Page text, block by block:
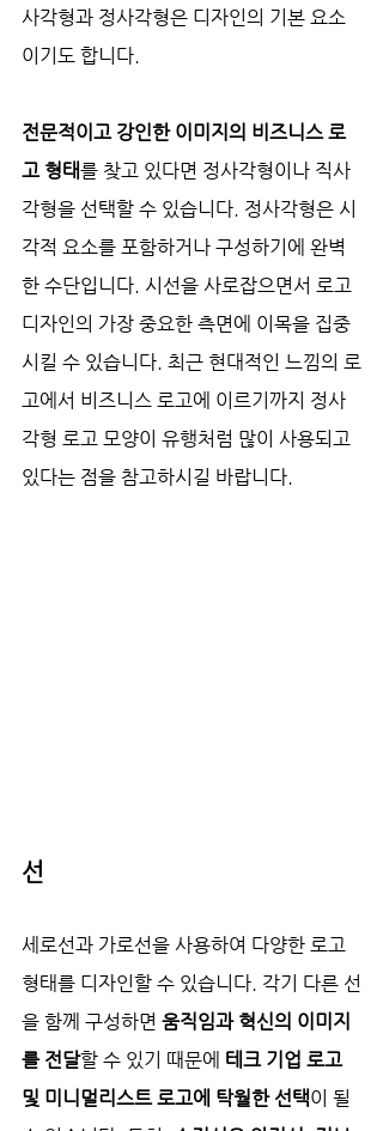
사각형과 정사각형은 디자인의 기본 요소
이기도 합니다.
전문적이고 강인한 이미지의 비즈니스 로
고 형태를 찾고 있다면 정사각형이나 직사
각형을 선택할 수 있습니다. 정사각형은 시
각적 요소를 포함하거나 구성하기에 완벽
한 수단입니다. 시선을 사로잡으면서 로고
디자인의 가장 중요한 측면에 이목을 집중
시킬 수 있습니다. 최근 현대적인 느낌의 로
고에서 비즈니스 로고에 이르기까지 정사
각형 로고 모양이 유행처럼 많이 사용되고
있다는 점을 참고하시길 바랍니다.
선
세로선과 가로선을 사용하여 다양한 로고
형태를 디자인할 수 있습니다. 각기 다른 선
을 함께 구성하면 움직임과 혁신의 이미지
를 전달할 수 있기 때문에 테크 기업 로고
및 미니멀리스트 로고에 탁월한 선택이 될